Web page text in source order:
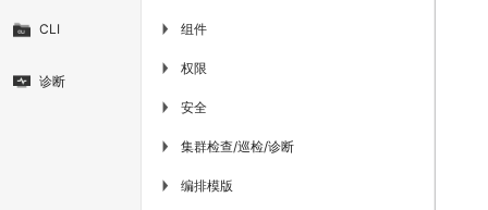
CLI
诊断
▶ 组件
▶ 权限
▶ 安全
▶ 集群检查/巡检/诊断
▶ 编排模版